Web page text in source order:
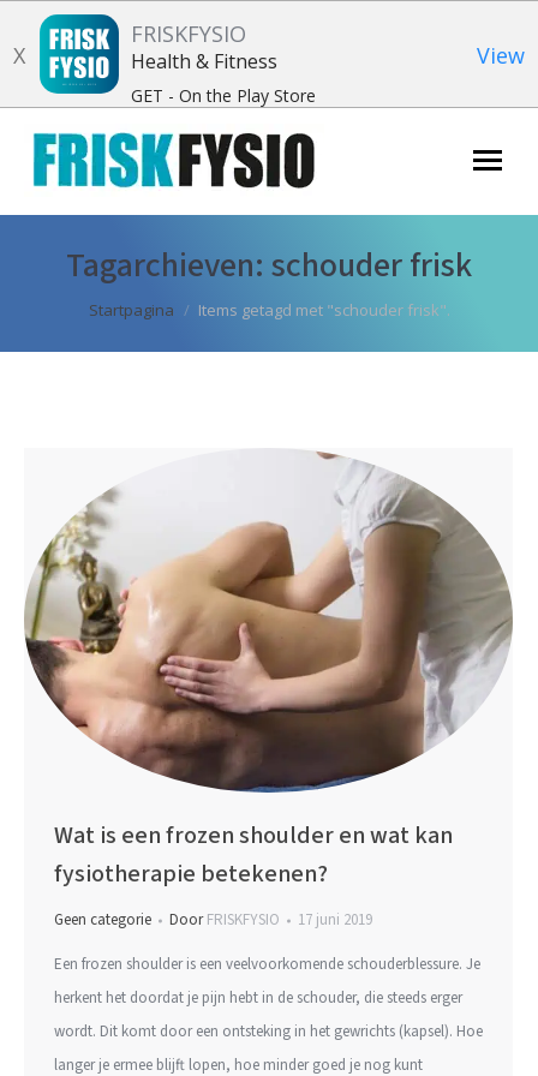
X
FRISKFYSIO
Health & Fitness
GET - On the Play Store
View
Tagarchieven: schouder frisk
Je bent hier:
Startpagina Items getagd met "schouder frisk".
Wat is een frozen shoulder en wat kan
fysiotherapie betekenen?
Geen categorie DoorFRISKFYSIO 17 juni 2019
Een frozen shoulder is een veelvoorkomende schouderblessure. Je
herkent het doordat je pijn hebt in de schouder, die steeds erger
wordt. Dit komt door een ontsteking in het gewrichts (kapsel). Hoe
langer je ermee blijft lopen, hoe minder goed je nog kunt